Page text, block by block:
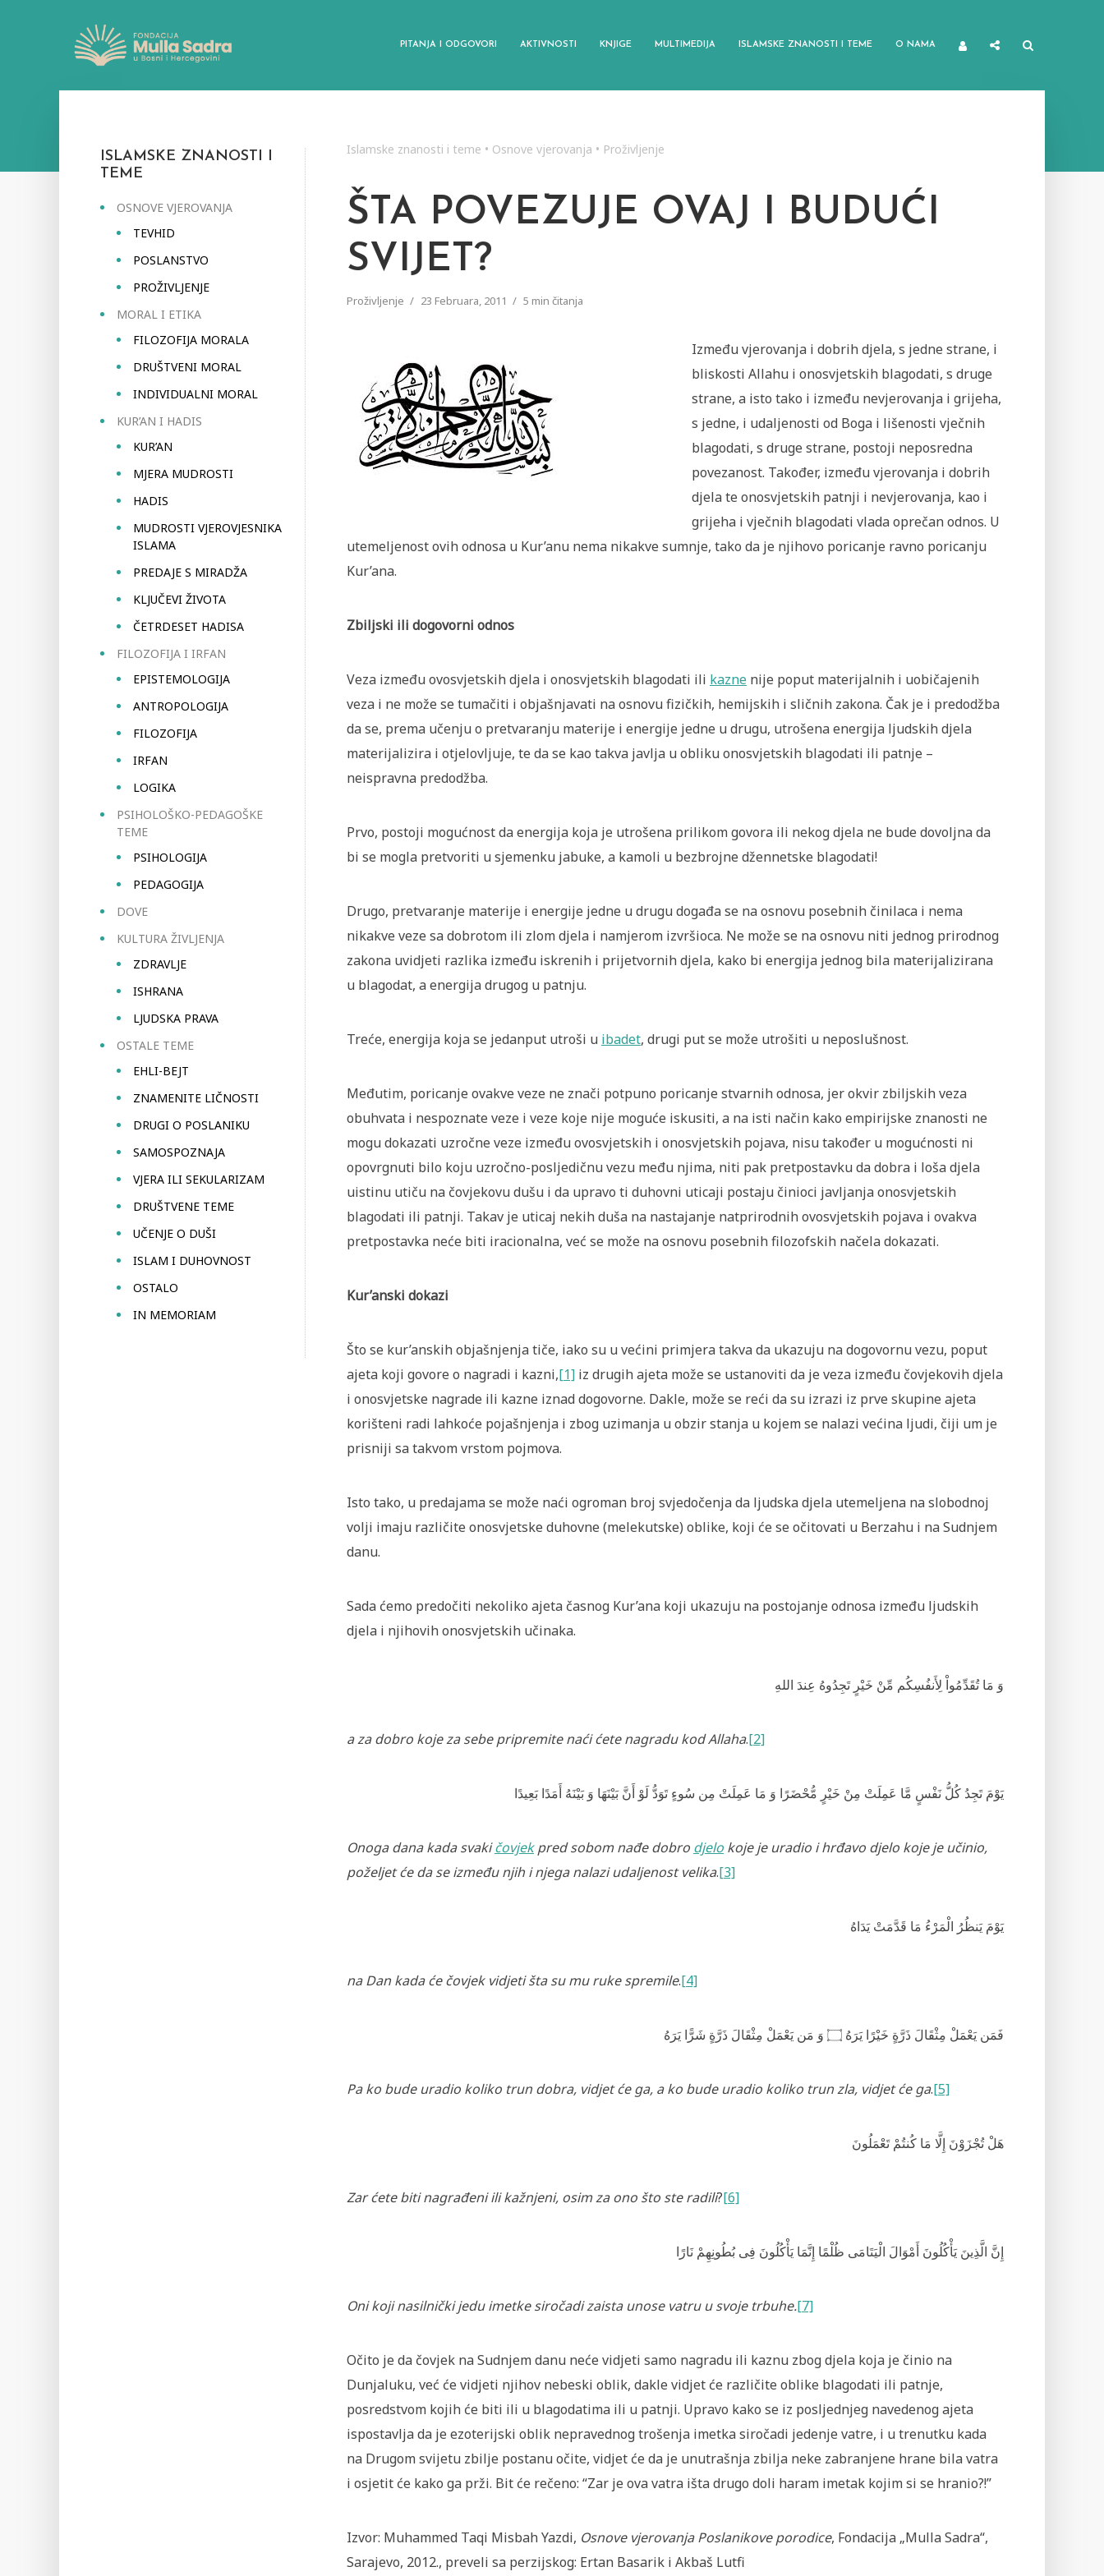
PITANJA I ODGOVORI AKTIVNOSTI KNJIGE MULTIMEDIJA ISLAMSKE ZNANOSTI I TEME O NAMA
ISLAMSKE ZNANOSTI I
TEME
OSNOVE VJEROVANJA
TEVHID
POSLANSTVO
PROŽIVLJENJE
MORAL I ETIKA
FILOZOFIJA MORALA
DRUŠTVENI MORAL
INDIVIDUALNI MORAL
KUR’AN I HADIS
KUR’AN
MJERA MUDROSTI
HADIS
MUDROSTI VJEROVJESNIKA
ISLAMA
PREDAJE S MIRADŽA
KLJUČEVI ŽIVOTA
ČETRDESET HADISA
FILOZOFIJA I IRFAN
EPISTEMOLOGIJA
ANTROPOLOGIJA
FILOZOFIJA
IRFAN
LOGIKA
PSIHOLOŠKO-PEDAGOŠKE
TEME
PSIHOLOGIJA
PEDAGOGIJA
DOVE
KULTURA ŽIVLJENJA
ZDRAVLJE
ISHRANA
LJUDSKA PRAVA
OSTALE TEME
EHLI-BEJT
ZNAMENITE LIČNOSTI
DRUGI O POSLANIKU
SAMOSPOZNAJA
VJERA ILI SEKULARIZAM
DRUŠTVENE TEME
UČENJE O DUŠI
ISLAM I DUHOVNOST
OSTALO
IN MEMORIAM
Islamske znanosti i teme • Osnove vjerovanja • Proživljenje
ŠTA POVEZUJE OVAJ I BUDUĆI
SVIJET?
Proživljenje 23 Februara, 2011 5 min čitanja
Između vjerovanja i dobrih djela, s jedne strane, i
bliskosti Allahu i onosvjetskih blagodati, s druge
strane, a isto tako i između nevjerovanja i grijeha,
s jedne, i udaljenosti od Boga i lišenosti vječnih
blagodati, s druge strane, postoji neposredna
povezanost. Također, između vjerovanja i dobrih
djela te onosvjetskih patnji i nevjerovanja, kao i
grijeha i vječnih blagodati vlada oprečan odnos. U
utemeljenost ovih odnosa u Kur’anu nema nikakve sumnje, tako da je njihovo poricanje ravno poricanju
Kur’ana.
Zbiljski ili dogovorni odnos
Veza između ovosvjetskih djela i onosvjetskih blagodati ili kazne nije poput materijalnih i uobičajenih
veza i ne može se tumačiti i objašnjavati na osnovu fizičkih, hemijskih i sličnih zakona. Čak je i predodžba
da se, prema učenju o pretvaranju materije i energije jedne u drugu, utrošena energija ljudskih djela
materijalizira i otjelovljuje, te da se kao takva javlja u obliku onosvjetskih blagodati ili patnje –
neispravna predodžba.
Prvo, postoji mogućnost da energija koja je utrošena prilikom govora ili nekog djela ne bude dovoljna da
bi se mogla pretvoriti u sjemenku jabuke, a kamoli u bezbrojne džennetske blagodati!
Drugo, pretvaranje materije i energije jedne u drugu događa se na osnovu posebnih činilaca i nema
nikakve veze sa dobrotom ili zlom djela i namjerom izvršioca. Ne može se na osnovu niti jednog prirodnog
zakona uvidjeti razlika između iskrenih i prijetvornih djela, kako bi energija jednog bila materijalizirana
u blagodat, a energija drugog u patnju.
Treće, energija koja se jedanput utroši u ibadet, drugi put se može utrošiti u neposlušnost.
Međutim, poricanje ovakve veze ne znači potpuno poricanje stvarnih odnosa, jer okvir zbiljskih veza
obuhvata i nespoznate veze i veze koje nije moguće iskusiti, a na isti način kako empirijske znanosti ne
mogu dokazati uzročne veze između ovosvjetskih i onosvjetskih pojava, nisu također u mogućnosti ni
opovrgnuti bilo koju uzročno-posljedičnu vezu među njima, niti pak pretpostavku da dobra i loša djela
uistinu utiču na čovjekovu dušu i da upravo ti duhovni uticaji postaju činioci javljanja onosvjetskih
blagodati ili patnji. Takav je uticaj nekih duša na nastajanje natprirodnih ovosvjetskih pojava i ovakva
pretpostavka neće biti iracionalna, već se može na osnovu posebnih filozofskih načela dokazati.
Kur’anski dokazi
Što se kur’anskih objašnjenja tiče, iako su u većini primjera takva da ukazuju na dogovornu vezu, poput
ajeta koji govore o nagradi i kazni,[1] iz drugih ajeta može se ustanoviti da je veza između čovjekovih djela
i onosvjetske nagrade ili kazne iznad dogovorne. Dakle, može se reći da su izrazi iz prve skupine ajeta
korišteni radi lahkoće pojašnjenja i zbog uzimanja u obzir stanja u kojem se nalazi većina ljudi, čiji um je
prisniji sa takvom vrstom pojmova.
Isto tako, u predajama se može naći ogroman broj svjedočenja da ljudska djela utemeljena na slobodnoj
volji imaju različite onosvjetske duhovne (melekutske) oblike, koji će se očitovati u Berzahu i na Sudnjem
danu.
Sada ćemo predočiti nekoliko ajeta časnog Kur’ana koji ukazuju na postojanje odnosa između ljudskih
djela i njihovih onosvjetskih učinaka.
وَ مَا تُقَدِّمُواْ لِأَنفُسِكُم مِّنْ خَيْرٍ تَجِدُوهُ عِندَ اللهِ
aza dobro koje za sebe pripremite naći ćete nagradu kod Allaha.[2]
يَوْمَ تَجِدُ كُلُّ نَفْسٍ مَّا عَمِلَتْ مِنْ خَيْرٍ مُّحْضَرًا وَ مَا عَمِلَتْ مِن سُوءٍ تَوَدُّ لَوْ أَنَّ بَيْنَهَا وَ بَيْنَهُ أَمَدًا بَعِيدًا
Onoga dana kada svakičovjekpred sobom nađe dobro djelo koje je uradio i hrđavo djelo koje je učinio,
poželjet će da se između njih i njega nalazi udaljenost velika.[3]
يَوْمَ يَنظُرُ الْمَرْءُ مَا قَدَّمَتْ يَدَاهُ
na Dan kada će čovjek vidjeti šta su mu ruke spremile.[4]
فَمَن يَعْمَلْ مِثْقَالَ ذَرَّةٍ خَيْرًا يَرَهُ ۝ وَ مَن يَعْمَلْ مِثْقَالَ ذَرَّةٍ شَرًّا يَرَهُ
Pa ko bude uradio koliko trun dobra, vidjet će ga, a ko bude uradio koliko trun zla, vidjet će ga.[5]
هَلْ تُجْزَوْنَ إِلَّا مَا كُنتُمْ تَعْمَلُونَ
Zar ćete biti nagrađeni ili kažnjeni, osim za ono što ste radili?[6]
إِنَّ الَّذِينَ يَأْكُلُونَ أَمْوَالَ الْيَتَامَى ظُلْمًا إِنَّمَا يَأْكُلُونَ فِى بُطُونِهِمْ نَارًا
Oni koji nasilnički jedu imetke siročadi zaista unose vatru u svoje trbuhe.[7]
Očito je da čovjek na Sudnjem danu neće vidjeti samo nagradu ili kaznu zbog djela koja je činio na
Dunjaluku, već će vidjeti njihov nebeski oblik, dakle vidjet će različite oblike blagodati ili patnje,
posredstvom kojih će biti ili u blagodatima ili u patnji. Upravo kako se iz posljednjeg navedenog ajeta
ispostavlja da je ezoterijski oblik nepravednog trošenja imetka siročadi jedenje vatre, i u trenutku kada
na Drugom svijetu zbilje postanu očite, vidjet će da je unutrašnja zbilja neke zabranjene hrane bila vatra
i osjetit će kako ga prži. Bit će rečeno: “Zar je ova vatra išta drugo doli haram imetak kojim si se hranio?!”
Izvor: Muhammed Taqi Misbah Yazdi, Osnove vjerovanja Poslanikove porodice, Fondacija „Mulla Sadra“,
Sarajevo, 2012., preveli sa perzijskog: Ertan Basarik i Akbaš Lutfi